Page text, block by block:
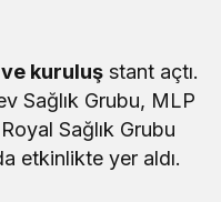
kuruluş stant açtı.
Sağlık Grubu, MLP
Sağlık Grubu
etkinlikte yer aldı.